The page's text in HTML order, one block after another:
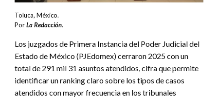
Toluca, México.
PorLa Redacción.
Los juzgados de Primera Instancia del Poder Judicial del
Estado de México (PJEdomex) cerraron 2025 con un
total de 291 mil 31 asuntos atendidos, cifra que permite
identificar un ranking claro sobre los tipos de casos
atendidos con mayor frecuencia en los tribunales